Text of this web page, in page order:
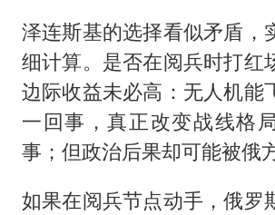
泽连斯基的选择看似矛盾，
细计算。是否在阅兵时打红
边际收益未必高：无人机能
一回事，真正改变战线格
事；但政治后果却可能被俄
如果在阅兵节点动手，俄罗